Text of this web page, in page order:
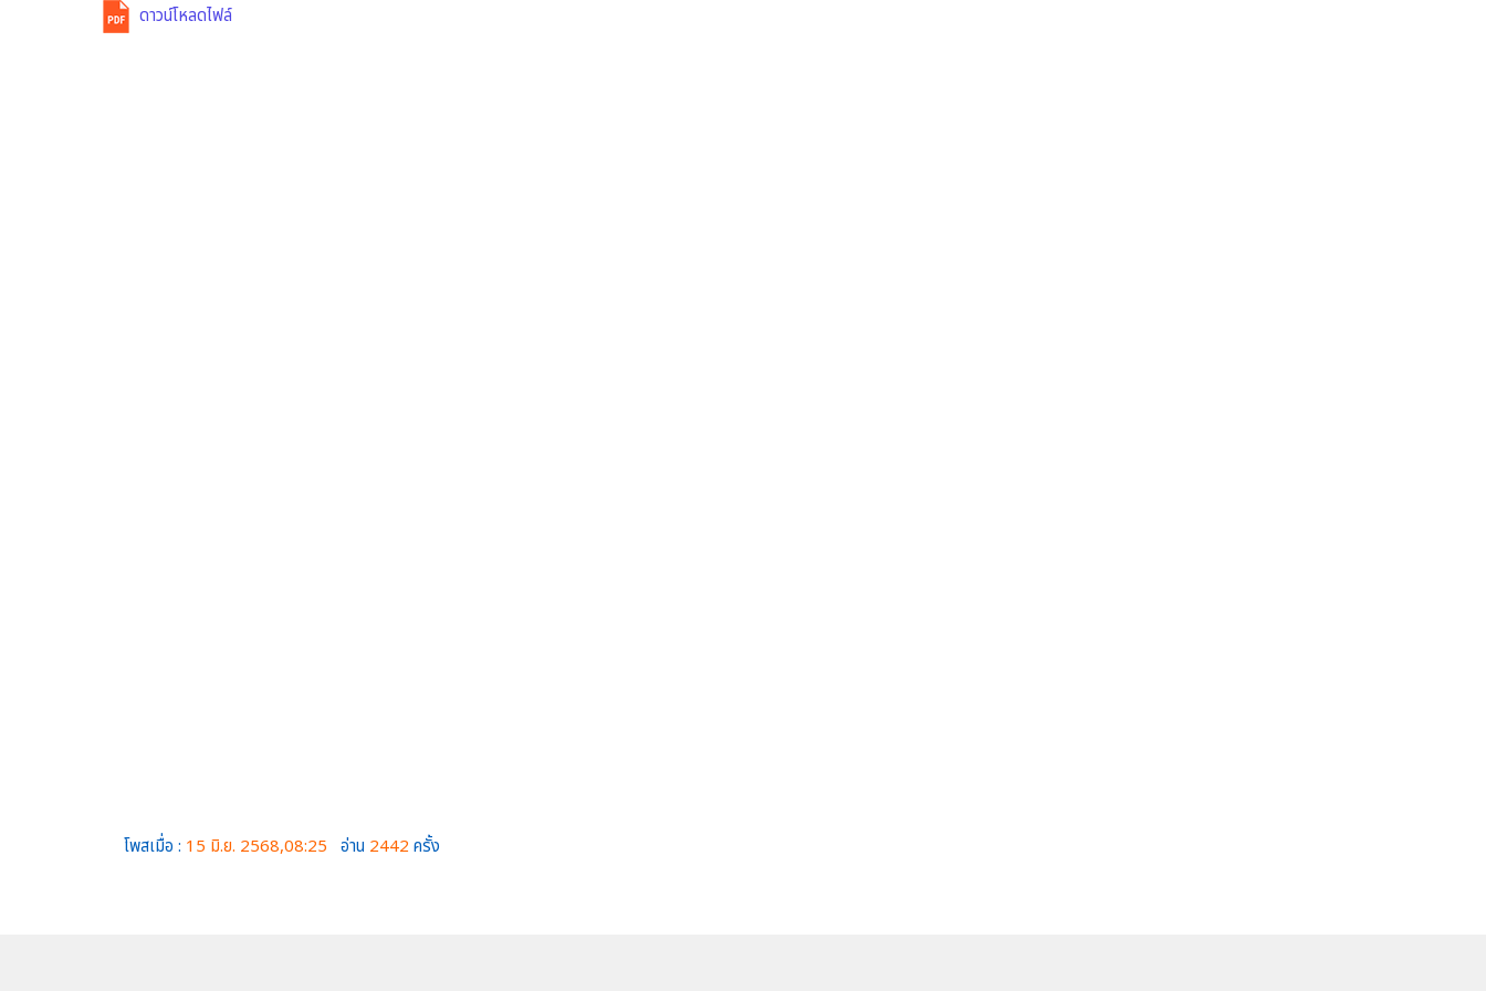
ดาวน์โหลดไฟล์
โพสเมื่อ : 15 มิ.ย. 2568,08:25 อ่าน 2442 ครั้ง